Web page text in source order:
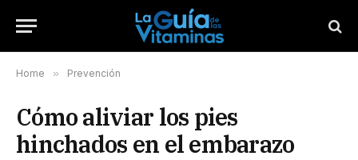
Home » Prevención
Cómo aliviar los pies
hinchados en el embarazo